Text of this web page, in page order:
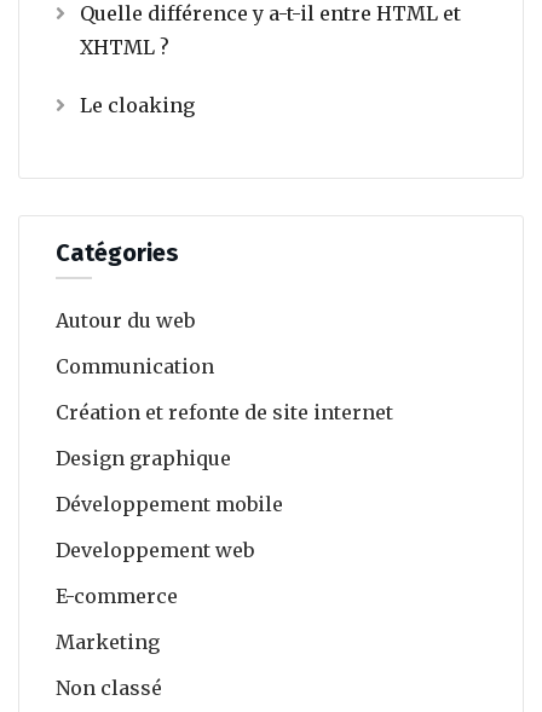
Quelle différence y a-t-il entre HTML et
XHTML ?
Le cloaking
Catégories
Autour du web
Communication
Création et refonte de site internet
Design graphique
Développement mobile
Developpement web
E-commerce
Marketing
Non classé